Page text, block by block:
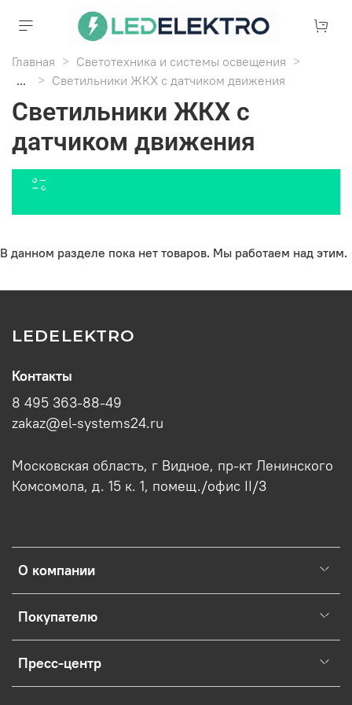
Главная
Светотехника и системы освещения
...
Светильники ЖКХ с датчиком движения
Светильники ЖКХ с
датчиком движения
В данном разделе пока нет товаров. Мы работаем над этим.
LEDELEKTRO
О компании
Покупателю
Пресс-центр
Контакты
8 495 363-88-49
zakaz@el-systems24.ru
Московская область, г Видное, пр-кт Ленинского
Комсомола, д. 15 к. 1, помещ./офис II/3